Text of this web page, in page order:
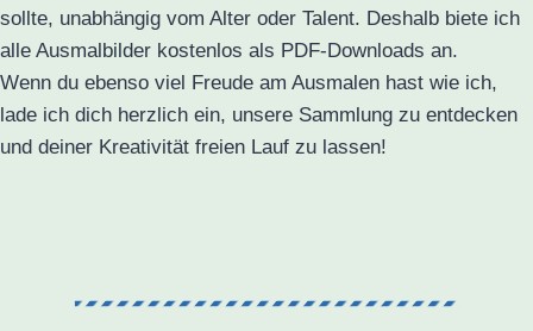
sollte, unabhängig vom Alter oder Talent. Deshalb biete ich
alle Ausmalbilder kostenlos als PDF-Downloads an.
Wenn du ebenso viel Freude am Ausmalen hast wie ich,
lade ich dich herzlich ein, unsere Sammlung zu entdecken
und deiner Kreativität freien Lauf zu lassen!